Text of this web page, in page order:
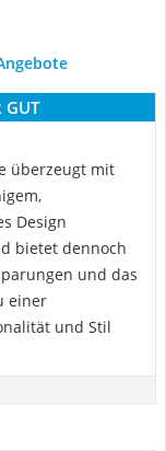
GUT
überzeugt mit
Design
bietet dennoch
und das
einer
und Stil